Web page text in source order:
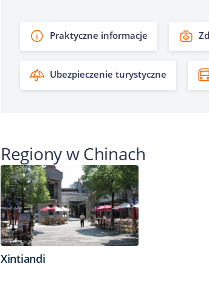
Praktyczne informacje
Ubezpieczenie turystyczne
Regiony w Chinach
Xintiandi